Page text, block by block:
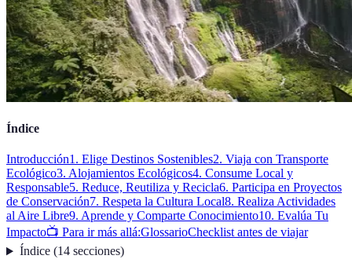
Índice
Introducción1. Elige Destinos Sostenibles2. Viaja con Transporte
Ecológico3. Alojamientos Ecológicos4. Consume Local y
Responsable5. Reduce, Reutiliza y Recicla6. Participa en Proyectos
de Conservación7. Respeta la Cultura Local8. Realiza Actividades
al Aire Libre9. Aprende y Comparte Conocimiento10. Evalúa Tu
Impacto📺 Para ir más allá:GlossarioChecklist antes de viajar
Índice(14 secciones)